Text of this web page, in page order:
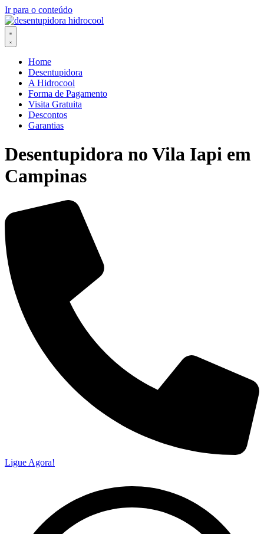
Ir para o conteúdo
Home
Desentupidora
A Hidrocool
Forma de Pagamento
Visita Gratuita
Descontos
Garantias
Desentupidora no Vila Iapi em
Campinas
Ligue Agora!